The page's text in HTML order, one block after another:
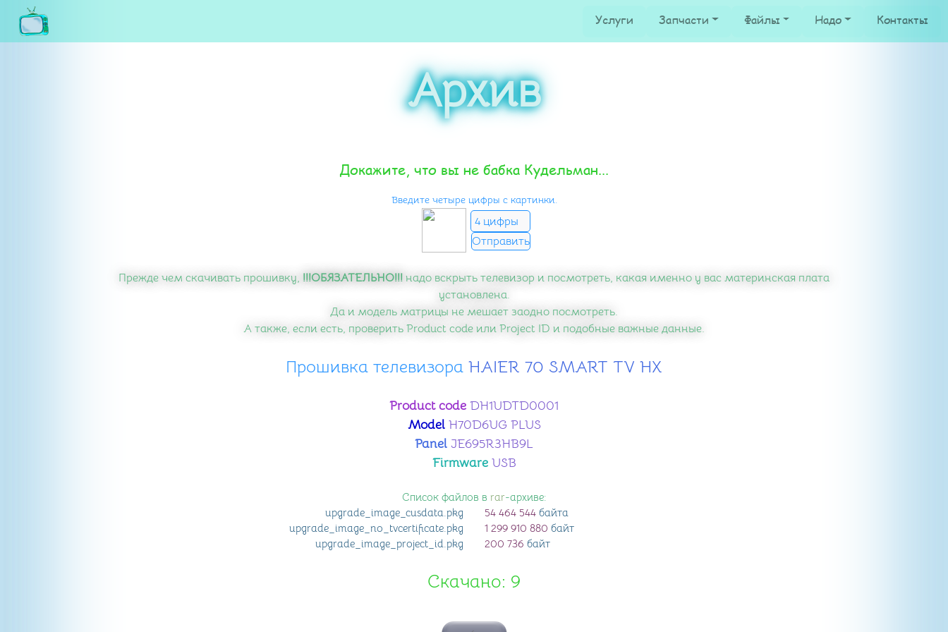
Услуги Запчасти Файлы Надо Контакты
Архив
Докажите, что вы не бабка Кудельман...
Введите четыре цифры с картинки.
Прежде чем скачивать прошивку, !!!ОБЯЗАТЕЛЬНО!!! надо вскрыть телевизор и посмотреть, какая именно у вас материнская плата
установлена.
Да и модель матрицы не мешает заодно посмотреть.
А также, если есть, проверить Product code или Project ID и подобные важные данные.
Прошивка телевизора ​ HAIER 70 SMART TV HX
Product code DH1UDTD0001
ModelH70D6UG PLUS
Panel JE695R3HB9L
FirmwareUSB
Список файлов в rar-архиве:
upgrade_image_cusdata.pkg 54 464 544 байта
upgrade_image_no_tvcertificate.pkg 1 299 910 880 байт
upgrade_image_project_id.pkg 200 736 байт
Скачано: 9